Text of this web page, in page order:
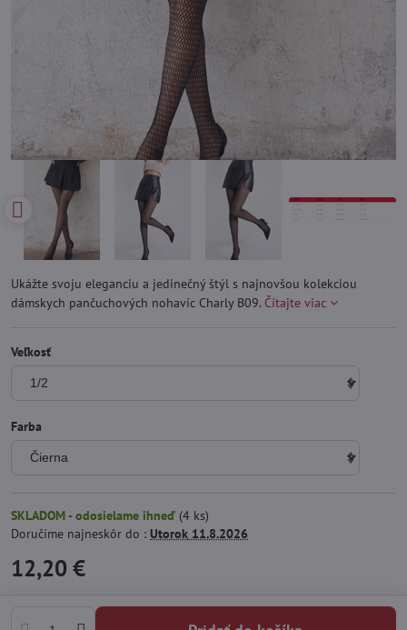
Ukážte svoju eleganciu a jedinečný štýl s najnovšou kolekciou
dámskych pančuchových nohavíc Charly B09. Čítajte viac
Veľkosť
Farba
SKLADOM - odosielame ihneď (4 ks)
Doručíme najneskôr do : Utorok 11.8.2026
12,20 €